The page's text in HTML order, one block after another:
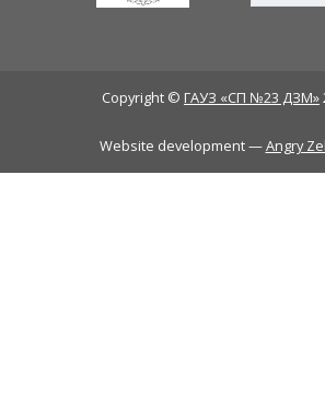
Copyright © ГАУЗ «СП №23 ДЗМ»
Website development —Angry